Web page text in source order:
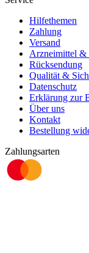
Hilfethemen
Zahlung
Versand
Arzneimittel &
Rücksendung
Qualität &
Datenschutz
Erklärung zur
Über uns
Kontakt
Bestellung
Zahlungsarten